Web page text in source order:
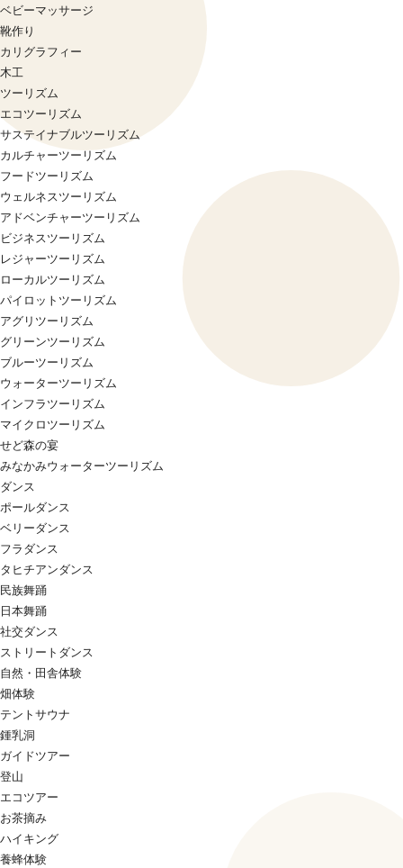
ベビーマッサージ
靴作り
カリグラフィー
木工
ツーリズム
エコツーリズム
サステイナブルツーリズム
カルチャーツーリズム
フードツーリズム
ウェルネスツーリズム
アドベンチャーツーリズム
ビジネスツーリズム
レジャーツーリズム
ローカルツーリズム
パイロットツーリズム
アグリツーリズム
グリーンツーリズム
ブルーツーリズム
ウォーターツーリズム
インフラツーリズム
マイクロツーリズム
せど森の宴
みなかみウォーターツーリズム
ダンス
ポールダンス
ベリーダンス
フラダンス
タヒチアンダンス
民族舞踊
日本舞踊
社交ダンス
ストリートダンス
自然・田舎体験
畑体験
テントサウナ
鍾乳洞
ガイドツアー
登山
エコツアー
お茶摘み
ハイキング
養蜂体験